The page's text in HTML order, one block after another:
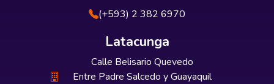
(+593) 2 382 6970
Latacunga
Calle Belisario Quevedo
Entre Padre Salcedo y Guayaquil